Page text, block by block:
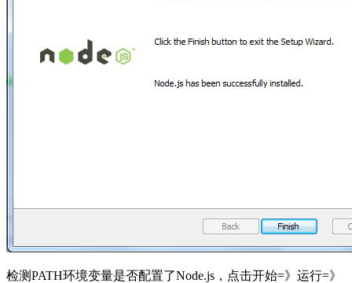
检测PATH环境变量是否配置了Node.js，点击开始=》运行=》